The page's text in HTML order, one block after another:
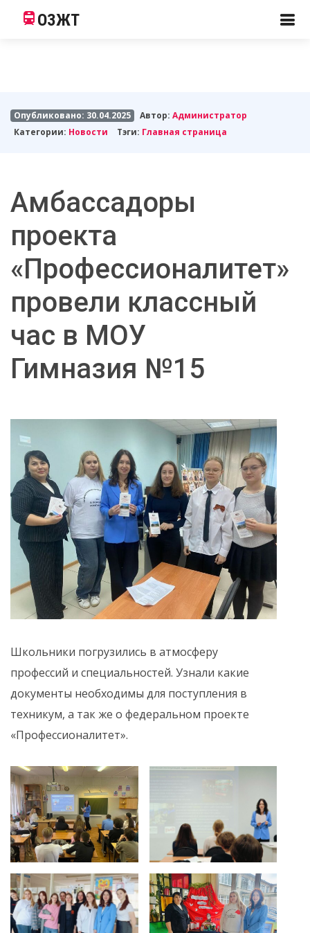
ОЗЖТ
Опубликовано: 30.04.2025 Автор:Администратор
Категории: Новости Тэги: Главная страница
Амбассадоры
проекта
«Профессионалитет»
провели классный
час в МОУ
Гимназия №15
Школьники погрузились в атмосферу
профессий и специальностей. Узнали какие
документы необходимы для поступления в
техникум, а так же о федеральном проекте
«Профессионалитет».